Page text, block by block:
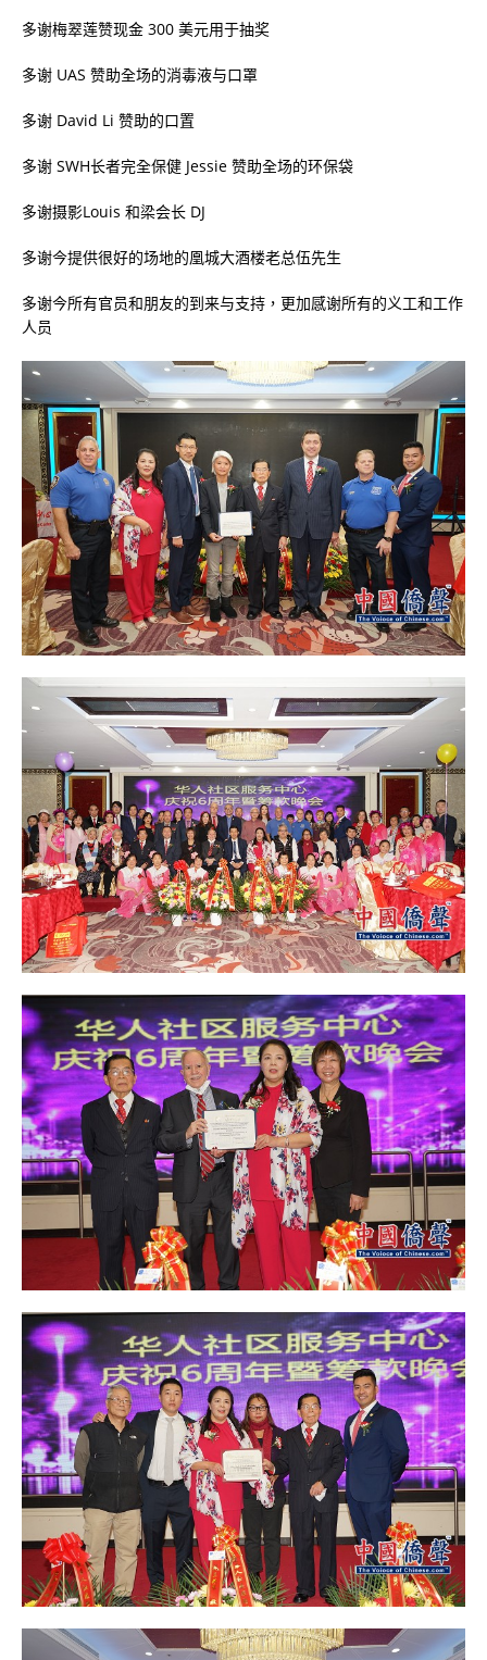
多谢梅翠莲赞现金 300 美元用于抽奖
多谢 UAS 赞助全场的消毒液与口罩
多谢 David Li 赞助的口置
多谢 SWH长者完全保健 Jessie 赞助全场的环保袋
多谢摄影Louis 和梁会长 DJ
多谢今提供很好的场地的凰城大酒楼老总伍先生
多谢今所有官员和朋友的到来与支持，更加感谢所有的义工和工作
人员